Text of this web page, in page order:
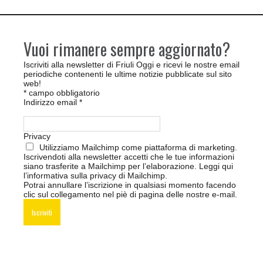
Vuoi rimanere sempre aggiornato?
Iscriviti alla newsletter di Friuli Oggi e ricevi le nostre email
periodiche contenenti le ultime notizie pubblicate sul sito
web!
* campo obbligatorio
Indirizzo email *
Privacy
Utilizziamo Mailchimp come piattaforma di marketing.
Iscrivendoti alla newsletter accetti che le tue informazioni
siano trasferite a Mailchimp per l’elaborazione. Leggi qui
l’informativa sulla privacy di Mailchimp
Potrai annullare l’iscrizione in qualsiasi momento facendo
clic sul collegamento nel piè di pagina delle nostre e-mail.